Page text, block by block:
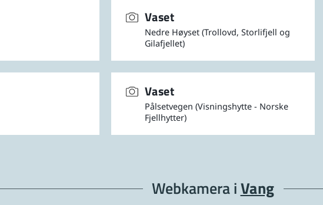
Vaset
Nedre Høyset (Trollovd, Storlifjell og
Gilafjellet)
Vaset
Pålsetvegen (Visningshytte - Norske
Fjellhytter)
Webkamera iVang